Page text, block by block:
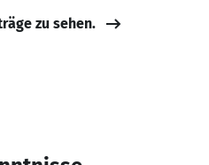
zu sehen.